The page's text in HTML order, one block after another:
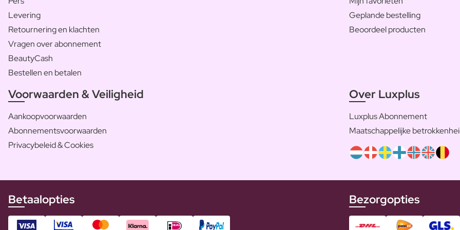
Levering
Retournering en klachten
Vragen over abonnement
BeautyCash
Bestellen en betalen
Geplande bestelling
Beoordeel producten
Voorwaarden & Veiligheid
Aankoopvoorwaarden
Abonnementsvoorwaarden
Privacybeleid & Cookies
Over Luxplus
Luxplus Abonnement
Maatschappelijke
Betaalopties Bezorgopties